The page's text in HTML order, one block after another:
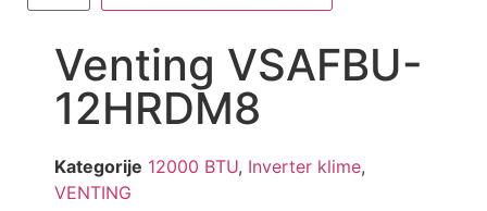
Venting VSAFBU-
12HRDM8
Kategorije 12000 BTU, Inverter klime,
VENTING